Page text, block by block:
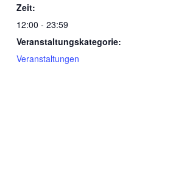
Zeit:
12:00 - 23:59
Veranstaltungskategorie:
Veranstaltungen